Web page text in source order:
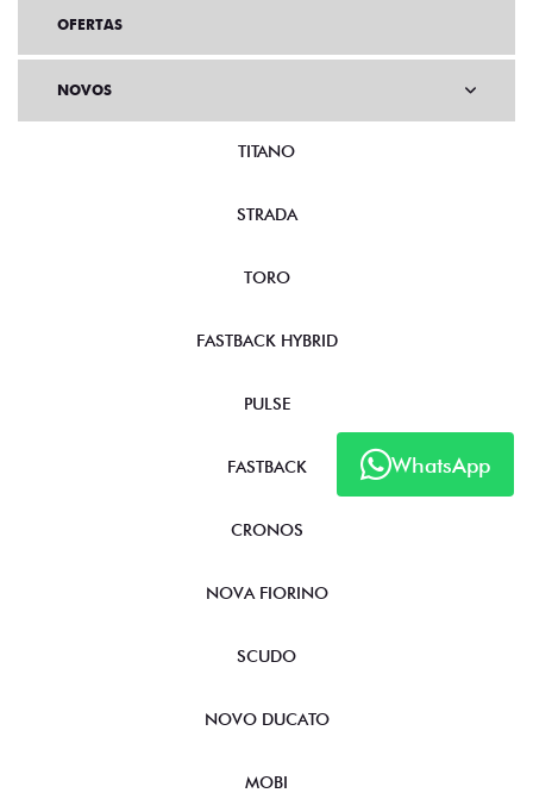
WhatsApp
OFERTAS
NOVOS
TITANO
STRADA
TORO
FASTBACK HYBRID
PULSE
FASTBACK
CRONOS
NOVA FIORINO
SCUDO
NOVO DUCATO
MOBI